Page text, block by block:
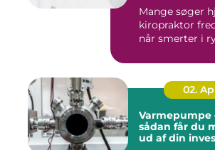
Mange søger
kiropraktor
når smerter i
02.
Varmepumpe
sådan får du
ud af din